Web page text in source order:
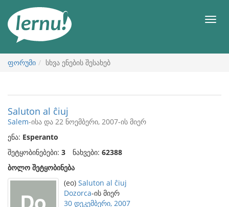
ნახვა
მენიუ
ფორუმი სხვა ენების შესახებ
Saluton al ĉiuj
Salem-ისა და 22 ნოემბერი, 2007-ის მიერ
ენა: Esperanto
შეტყობინებები: 3 ნახვები: 62388
ბოლო შეტყობინება
(eo) Saluton al ĉiuj
Dozorca-ის მიერ
30 დეკემბერი, 2007